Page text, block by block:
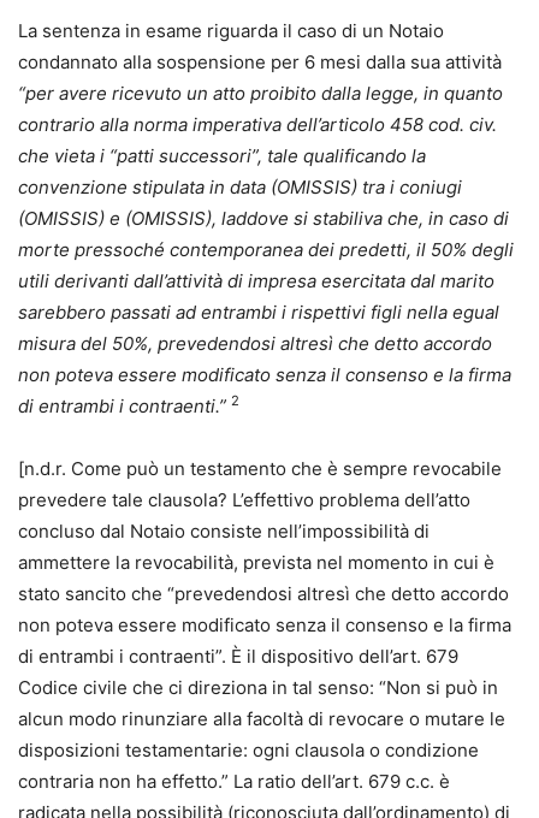
La sentenza in esame riguarda il caso di un Notaio
condannato alla sospensione per 6 mesi dalla sua attività
“per avere ricevuto un atto proibito dalla legge, in quanto
contrario alla norma imperativa dell’articolo 458 cod. civ.
che vieta i “patti successori”, tale qualificando la
convenzione stipulata in data (OMISSIS) tra i coniugi
(OMISSIS) e (OMISSIS), laddove si stabiliva che, in caso di
morte pressoché contemporanea dei predetti, il 50% degli
utili derivanti dall’attività di impresa esercitata dal marito
sarebbero passati ad entrambi i rispettivi figli nella egual
misura del 50%, prevedendosi altresì che detto accordo
non poteva essere modificato senza il consenso e la firma
di entrambi i contraenti.” 2
[n.d.r. Come può un testamento che è sempre revocabile
prevedere tale clausola? L’effettivo problema dell’atto
concluso dal Notaio consiste nell’impossibilità di
ammettere la revocabilità, prevista nel momento in cui è
stato sancito che “prevedendosi altresì che detto accordo
non poteva essere modificato senza il consenso e la firma
di entrambi i contraenti”. È il dispositivo dell’art. 679
Codice civile che ci direziona in tal senso: “Non si può in
alcun modo rinunziare alla facoltà di revocare o mutare le
disposizioni testamentarie: ogni clausola o condizione
contraria non ha effetto.” La ratio dell’art. 679 c.c. è
radicata nella possibilità (riconosciuta dall’ordinamento) di